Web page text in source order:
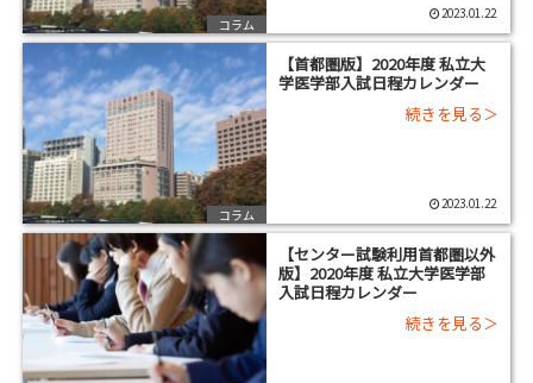
コラム
2023.01.22
コラム
【首都圏版】2020年度 私立大
学医学部入試日程カレンダー
2023.01.22
【センター試験利用首都圏以外
版】2020年度 私立大学医学部
入試日程カレンダー